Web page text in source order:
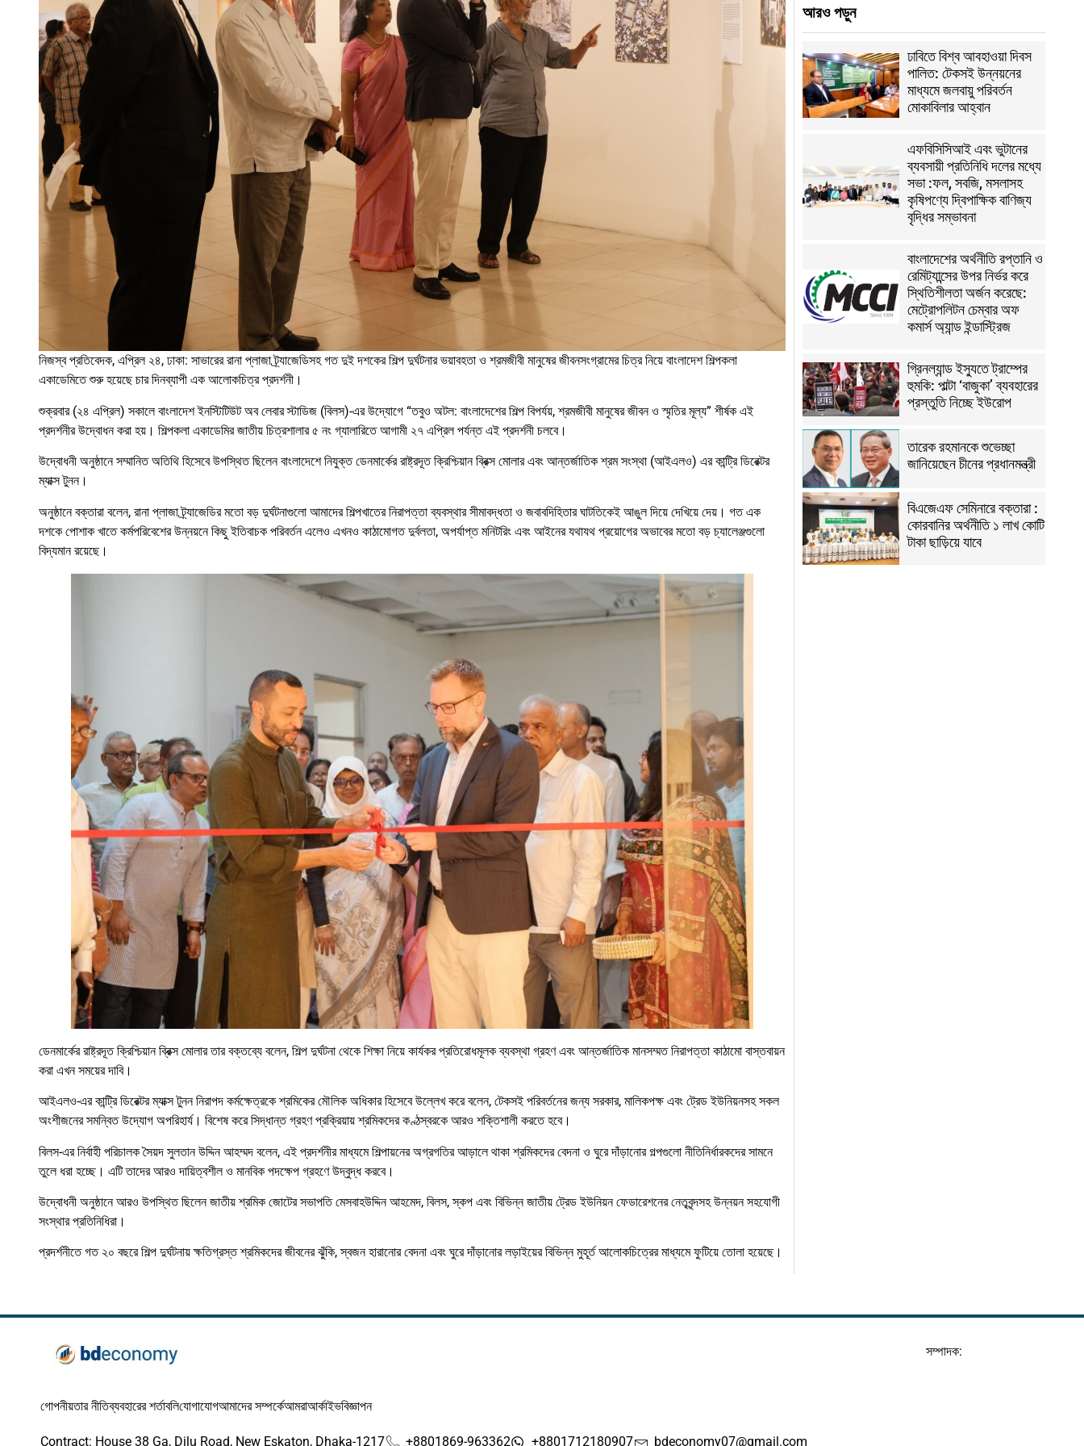
নিজস্ব প্রতিবেদক, এপ্রিল ২৪, ঢাকা: সাভারের রানা প্লাজা ট্র্যাজেডিসহ গত দুই দশকের শিল্প দুর্ঘটনার ভয়াবহতা ও শ্রমজীবী মানুষের জীবনসংগ্রামের চিত্র নিয়ে বাংলাদেশ শিল্পকলা
একাডেমিতে শুরু হয়েছে চার দিনব্যাপী এক আলোকচিত্র প্রদর্শনী।
শুক্রবার (২৪ এপ্রিল) সকালে বাংলাদেশ ইনস্টিটিউট অব লেবার স্টাডিজ (বিলস)-এর উদ্যোগে “তবুও অটল: বাংলাদেশের শিল্প বিপর্যয়, শ্রমজীবী মানুষের জীবন ও স্মৃতির মূল্য” শীর্ষক এই
প্রদর্শনীর উদ্বোধন করা হয়। শিল্পকলা একাডেমির জাতীয় চিত্রশালার ৫ নং গ্যালারিতে আগামী ২৭ এপ্রিল পর্যন্ত এই প্রদর্শনী চলবে।
উদ্বোধনী অনুষ্ঠানে সম্মানিত অতিথি হিসেবে উপস্থিত ছিলেন বাংলাদেশে নিযুক্ত ডেনমার্কের রাষ্ট্রদূত ক্রিশ্চিয়ান ব্রিক্স মোলার এবং আন্তর্জাতিক শ্রম সংস্থা (আইএলও) এর কান্ট্রি ডিরেক্টর
ম্যাক্স টুনন।
অনুষ্ঠানে বক্তারা বলেন, রানা প্লাজা ট্র্যাজেডির মতো বড় দুর্ঘটনাগুলো আমাদের শিল্পখাতের নিরাপত্তা ব্যবস্থার সীমাবদ্ধতা ও জবাবদিহিতার ঘাটতিকেই আঙুল দিয়ে দেখিয়ে দেয়। গত এক
দশকে পোশাক খাতে কর্মপরিবেশের উন্নয়নে কিছু ইতিবাচক পরিবর্তন এলেও এখনও কাঠামোগত দুর্বলতা, অপর্যাপ্ত মনিটরিং এবং আইনের যথাযথ প্রয়োগের অভাবের মতো বড় চ্যালেঞ্জগুলো
বিদ্যমান রয়েছে।
ডেনমার্কের রাষ্ট্রদূত ক্রিশ্চিয়ান ব্রিক্স মোলার তার বক্তব্যে বলেন, শিল্প দুর্ঘটনা থেকে শিক্ষা নিয়ে কার্যকর প্রতিরোধমূলক ব্যবস্থা গ্রহণ এবং আন্তর্জাতিক মানসম্মত নিরাপত্তা কাঠামো বাস্তবায়ন
করা এখন সময়ের দাবি।
আইএলও-এর কান্ট্রি ডিরেক্টর ম্যাক্স টুনন নিরাপদ কর্মক্ষেত্রকে শ্রমিকের মৌলিক অধিকার হিসেবে উল্লেখ করে বলেন, টেকসই পরিবর্তনের জন্য সরকার, মালিকপক্ষ এবং ট্রেড ইউনিয়নসহ সকল
অংশীজনের সমন্বিত উদ্যোগ অপরিহার্য। বিশেষ করে সিদ্ধান্ত গ্রহণ প্রক্রিয়ায় শ্রমিকদের কণ্ঠস্বরকে আরও শক্তিশালী করতে হবে।
বিলস-এর নির্বাহী পরিচালক সৈয়দ সুলতান উদ্দিন আহম্মদ বলেন, এই প্রদর্শনীর মাধ্যমে শিল্পায়নের অগ্রগতির আড়ালে থাকা শ্রমিকদের বেদনা ও ঘুরে দাঁড়ানোর গল্পগুলো নীতিনির্ধারকদের সামনে
তুলে ধরা হচ্ছে। এটি তাদের আরও দায়িত্বশীল ও মানবিক পদক্ষেপ গ্রহণে উদ্বুদ্ধ করবে।
উদ্বোধনী অনুষ্ঠানে আরও উপস্থিত ছিলেন জাতীয় শ্রমিক জোটের সভাপতি মেসবাহউদ্দিন আহমেদ, বিলস, স্কপ এবং বিভিন্ন জাতীয় ট্রেড ইউনিয়ন ফেডারেশনের নেতৃবৃন্দসহ উন্নয়ন সহযোগী
সংস্থার প্রতিনিধিরা।
প্রদর্শনীতে গত ২০ বছরে শিল্প দুর্ঘটনায় ক্ষতিগ্রস্ত শ্রমিকদের জীবনের ঝুঁকি, স্বজন হারানোর বেদনা এবং ঘুরে দাঁড়ানোর লড়াইয়ের বিভিন্ন মুহূর্ত আলোকচিত্রের মাধ্যমে ফুটিয়ে তোলা হয়েছে।
আরও পড়ুন
ঢাবিতে বিশ্ব আবহাওয়া দিবস
পালিত: টেকসই উন্নয়নের
মাধ্যমে জলবায়ু পরিবর্তন
মোকাবিলার আহ্বান
এফবিসিসিআই এবং ভুটানের
ব্যবসায়ী প্রতিনিধি দলের মধ্যে
সভা :ফল, সবজি, মসলাসহ
কৃষিপণ্যে দ্বিপাক্ষিক বাণিজ্য
বৃদ্ধির সম্ভাবনা
বাংলাদেশের অর্থনীতি রপ্তানি ও
রেমিট্যান্সের উপর নির্ভর করে
স্থিতিশীলতা অর্জন করেছে:
মেট্রোপলিটন চেম্বার অফ
কমার্স অ্যান্ড ইন্ডাস্ট্রিজ
গ্রিনল্যান্ড ইস্যুতে ট্রাম্পের
হুমকি: পাল্টা ‘বাজুকা’ ব্যবহারের
প্রস্তুতি নিচ্ছে ইউরোপ
তারেক রহমানকে শুভেচ্ছা
জানিয়েছেন চীনের প্রধানমন্ত্রী
বিএজেএফ সেমিনারে বক্তারা :
কোরবানির অর্থনীতি ১ লাখ কোটি
টাকা ছাড়িয়ে যাবে
সম্পাদক:
গোপনীয়তার নীতিব্যবহারের শর্তাবলিযোগাযোগআমাদের সম্পর্কেআমরাআর্কাইভবিজ্ঞাপন
Contract: House 38 Ga, Dilu Road, New Eskaton, Dhaka-1217 +8801869-963362 +8801712180907 bdeconomy07@gmail.com